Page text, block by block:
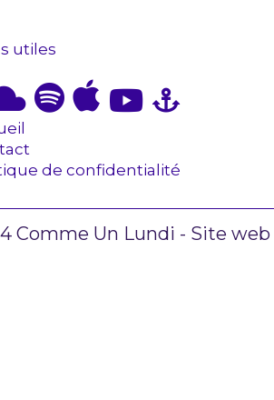
utiles
de confidentialité
Comme Un Lundi - Site web